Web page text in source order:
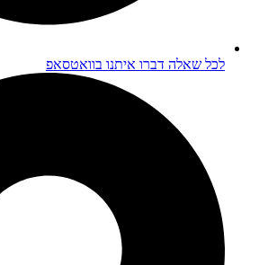
לכל שאלה דברו איתנו בוואטסאפ